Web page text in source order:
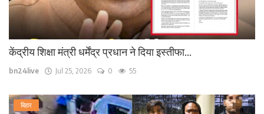
केंद्रीय शिक्षा मंत्री धर्मेंद्र प्रधान ने दिया इस्तीफा...
bn24live Jul 25, 2026 0 55
बिहार